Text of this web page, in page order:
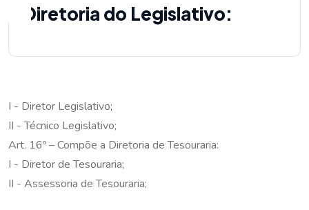
Diretoria do Legislativo:
I - Diretor Legislativo;
II - Técnico Legislativo;
Art. 16º – Compõe a Diretoria de Tesouraria:
I - Diretor de Tesouraria;
II - Assessoria de Tesouraria;